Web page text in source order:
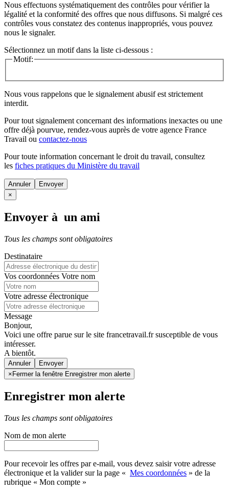
Nous effectuons systématiquement des contrôles pour vérifier la
légalité et la conformité des offres que nous diffusons. Si malgré ces
contrôles vous constatez des contenus inappropriés, vous pouvez
nous le signaler.
Sélectionnez un motif dans la liste ci-dessous :
Motif:
Nous vous rappelons que le signalement abusif est strictement
interdit.
Pour tout signalement concernant des informations inexactes ou une
offre déjà pourvue, rendez-vous auprès de votre agence France
Travail ou contactez-nous
Pour toute information concernant le droit du travail, consultez
les fiches pratiques du Ministère du travail
Annuler
×
Envoyer à un ami
Tous les champs sont obligatoires
Destinataire
Vos coordonnées Votre nom
Votre adresse électronique
Message
Bonjour,
Voici une offre parue sur le site francetravail.fr susceptible de vous
intéresser.
A bientôt.
Annuler
× Fermer la fenêtre Enregistrer mon alerte
Enregistrer mon alerte
Tous les champs sont obligatoires
Nom de mon alerte
Pour recevoir les offres par e-mail, vous devez saisir votre adresse
électronique et la valider sur la page « Mes coordonnées » de la
rubrique « Mon compte »